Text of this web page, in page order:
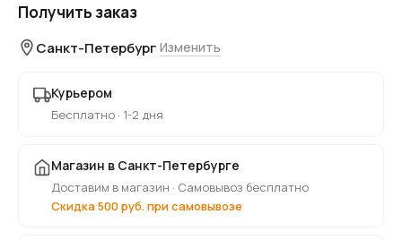
Получить заказ
Санкт-Петербург Изменить
Курьером
Бесплатно · 1-2 дня
Магазин в Санкт-Петербурге
Доставим в магазин · Самовывоз бесплатно
Скидка 500 руб. при самовывозе